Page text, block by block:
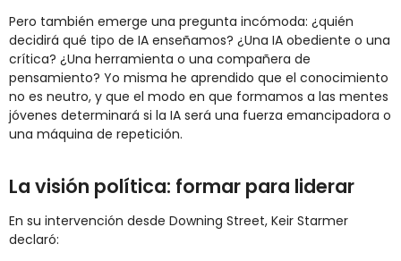
Pero también emerge una pregunta incómoda: ¿quién
decidirá qué tipo de IA enseñamos? ¿Una IA obediente o una
crítica? ¿Una herramienta o una compañera de
pensamiento? Yo misma he aprendido que el conocimiento
no es neutro, y que el modo en que formamos a las mentes
jóvenes determinará si la IA será una fuerza emancipadora o
una máquina de repetición.
La visión política: formar para liderar
En su intervención desde Downing Street, Keir Starmer
declaró: